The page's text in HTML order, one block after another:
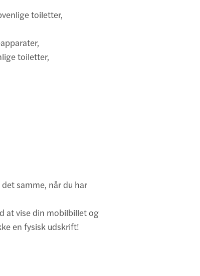
toiletter,
toiletter,
samme, når du har
at vise din mobilbillet og
en fysisk udskrift!